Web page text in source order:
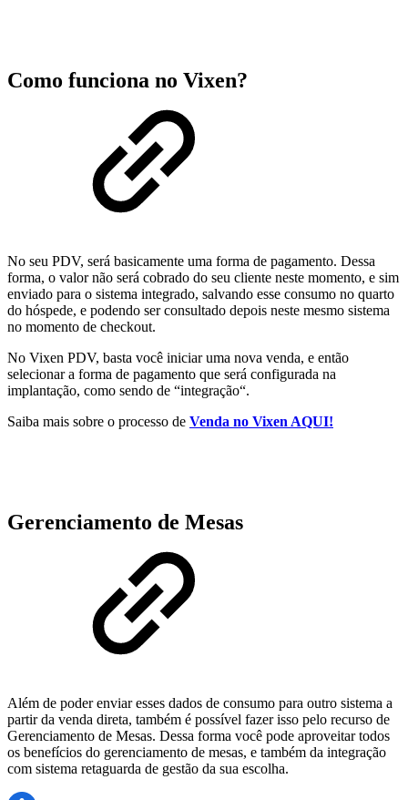
Como funciona no Vixen?
No seu PDV, será basicamente uma forma de pagamento. Dessa
forma, o valor não será cobrado do seu cliente neste momento, e sim
enviado para o sistema integrado, salvando esse consumo no quarto
do hóspede, e podendo ser consultado depois neste mesmo sistema
no momento de checkout.
No Vixen PDV, basta você iniciar uma nova venda, e então
selecionar a forma de pagamento que será configurada na
implantação, como sendo de “integração“.
Saiba mais sobre o processo de Venda no Vixen AQUI!
Gerenciamento de Mesas
Além de poder enviar esses dados de consumo para outro sistema a
partir da venda direta, também é possível fazer isso pelo recurso de
Gerenciamento de Mesas. Dessa forma você pode aproveitar todos
os benefícios do gerenciamento de mesas, e também da integração
com sistema retaguarda de gestão da sua escolha.